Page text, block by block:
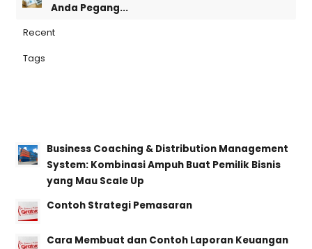
Anda Pegang...
Recent
Tags
Business Coaching & Distribution Management
System: Kombinasi Ampuh Buat Pemilik Bisnis
yang Mau Scale Up
Contoh Strategi Pemasaran
Cara Membuat dan Contoh Laporan Keuangan